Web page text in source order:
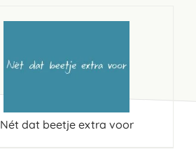
Nét dat beetje extra voor